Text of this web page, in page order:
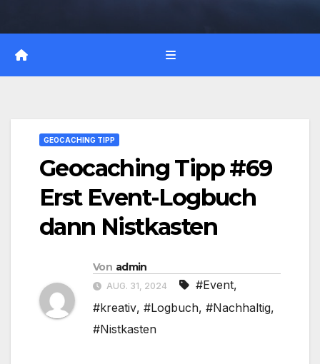
GEOCACHING TIPP
Geocaching Tipp #69
Erst Event-Logbuch
dann Nistkasten
Von admin
AUG. 31, 2024 #Event,
#kreativ, #Logbuch, #Nachhaltig,
#Nistkasten